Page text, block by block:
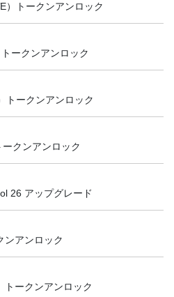
）トークンアンロック
ークンアンロック
トークンアンロック
クンアンロック
26 アップグレード
ンアンロック
トークンアンロック